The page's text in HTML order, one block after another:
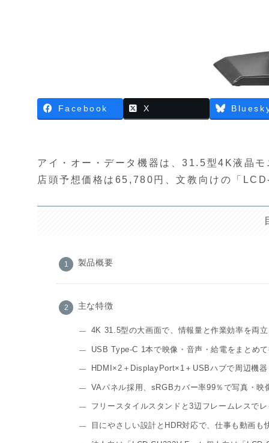
Facebook X
アイ・オー・データ機器は、31.5型4K液晶
店頭予想価格は65,780円、文教向けの「
製品概要
主な特徴
4K 31.5型の大画面で、情報量と作業効率を両立
USB Type-C 1本で映像・音声・給電をまとめ
HDMI×2＋DisplayPort×1＋USBハブで周辺機
VAパネル採用、sRGBカバー率99％で写真・映
フリースタイルスタンドと3辺フレームレスで
目にやさしい設計とHDR対応で、仕事も動画も